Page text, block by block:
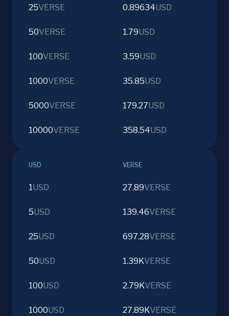
25VERSE 0.89634USD
50VERSE 1.79USD
100VERSE 3.59USD
1000VERSE 35.85USD
5000VERSE 179.27USD
10000VERSE 358.54USD
USD VERSE
1USD 27.89VERSE
5USD 139.46VERSE
25USD 697.28VERSE
50USD 1.39KVERSE
100USD 2.79KVERSE
1000USD 27.89KVERSE